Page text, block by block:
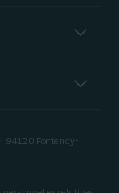
94120 Fontenay-